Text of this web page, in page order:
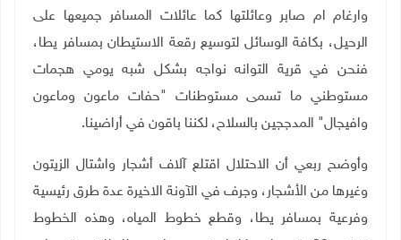
وارغام ام صابر وعائلتها كما عائلات المسافر جميعها على
الرحيل، بكافة الوسائل لتوسيع رقعة الاستيطان بمسافر يطا،
فنحن في قرية التوانه نواجه بشكل شبه يومي هجمات
مستوطني ما تسمى مستوطنات "حفات ماعون وماعون
وافيجال" المدججين بالسلاح، لكننا باقون في أراضينا.
وأوضح ربعي أن الاحتلال اقتلع آلاف أشجار واشتال الزيتون
وغيرها من الأشجار، وجرف في الآونة الاخيرة عدة طرق رئيسية
وفرعية بمسافر يطا، وقطع خطوط المياه، وهذه الخطوط